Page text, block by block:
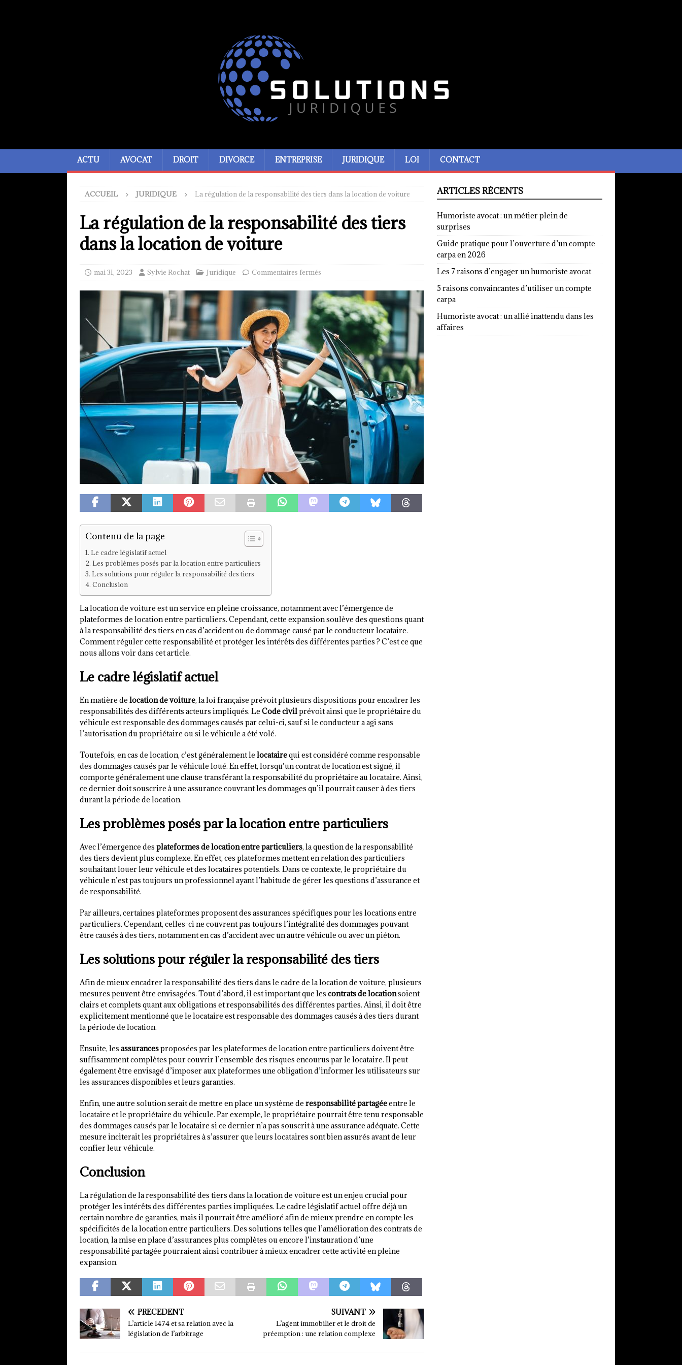
ACTU AVOCAT DROIT DIVORCE ENTREPRISE JURIDIQUE LOI CONTACT
ACCUEIL JURIDIQUE La régulation de la responsabilité des tiers dans la location de voiture
La régulation de la responsabilité des tiers
dans la location de voiture
mai 31, 2023 Sylvie Rochat Juridique Commentaires fermés
Contenu de la page
Le cadre législatif actuel
Les problèmes posés par la location entre particuliers
Les solutions pour réguler la responsabilité des tiers
Conclusion
La location de voiture est un service en pleine croissance, notamment avec l’émergence de
plateformes de location entre particuliers. Cependant, cette expansion soulève des questions quant
à la responsabilité des tiers en cas d’accident ou de dommage causé par le conducteur locataire.
Comment réguler cette responsabilité et protéger les intérêts des différentes parties ? C’est ce que
nous allons voir dans cet article.
Le cadre législatif actuel
En matière de location de voiture, la loi française prévoit plusieurs dispositions pour encadrer les
responsabilités des différents acteurs impliqués. Le Code civilprévoit ainsi que le propriétaire du
véhicule est responsable des dommages causés par celui-ci, sauf si le conducteur a agi sans
l’autorisation du propriétaire ou si le véhicule a été volé.
Toutefois, en cas de location, c’est généralement le locatairequi est considéré comme responsable
des dommages causés par le véhicule loué. En effet, lorsqu’un contrat de location est signé, il
comporte généralement une clause transférant la responsabilité du propriétaire au locataire. Ainsi,
ce dernier doit souscrire à une assurance couvrant les dommages qu’il pourrait causer à des tiers
durant la période de location.
Les problèmes posés par la location entre particuliers
Avec l’émergence des plateformes de location entre particuliers, la question de la responsabilité
des tiers devient plus complexe. En effet, ces plateformes mettent en relation des particuliers
souhaitant louer leur véhicule et des locataires potentiels. Dans ce contexte, le propriétaire du
véhicule n’est pas toujours un professionnel ayant l’habitude de gérer les questions d’assurance et
de responsabilité.
Par ailleurs, certaines plateformes proposent des assurances spécifiques pour les locations entre
particuliers. Cependant, celles-ci ne couvrent pas toujours l’intégralité des dommages pouvant
être causés à des tiers, notamment en cas d’accident avec un autre véhicule ou avec un piéton.
Les solutions pour réguler la responsabilité des tiers
Afin de mieux encadrer la responsabilité des tiers dans le cadre de la location de voiture, plusieurs
mesures peuvent être envisagées. Tout d’abord, il est important que les contrats de locationsoient
clairs et complets quant aux obligations et responsabilités des différentes parties. Ainsi, il doit être
explicitement mentionné que le locataire est responsable des dommages causés à des tiers durant
la période de location.
Ensuite, les assurancesproposées par les plateformes de location entre particuliers doivent être
suffisamment complètes pour couvrir l’ensemble des risques encourus par le locataire. Il peut
également être envisagé d’imposer aux plateformes une obligation d’informer les utilisateurs sur
les assurances disponibles et leurs garanties.
Enfin, une autre solution serait de mettre en place un système de responsabilité partagéeentre le
locataire et le propriétaire du véhicule. Par exemple, le propriétaire pourrait être tenu responsable
des dommages causés par le locataire si ce dernier n’a pas souscrit à une assurance adéquate. Cette
mesure inciterait les propriétaires à s’assurer que leurs locataires sont bien assurés avant de leur
confier leur véhicule.
Conclusion
La régulation de la responsabilité des tiers dans la location de voiture est un enjeu crucial pour
protéger les intérêts des différentes parties impliquées. Le cadre législatif actuel offre déjà un
certain nombre de garanties, mais il pourrait être amélioré afin de mieux prendre en compte les
spécificités de la location entre particuliers. Des solutions telles que l’amélioration des contrats de
location, la mise en place d’assurances plus complètes ou encore l’instauration d’une
responsabilité partagée pourraient ainsi contribuer à mieux encadrer cette activité en pleine
expansion.
PRÉCÉDENT
L’article 1474 et sa relation avec la
législation de l’arbitrage
SUIVANT
L’agent immobilier et le droit de
préemption : une relation complexe
ARTICLES RÉCENTS
Humoriste avocat : un métier plein de
surprises
Guide pratique pour l’ouverture d’un compte
carpa en 2026
Les 7 raisons d’engager un humoriste avocat
5 raisons convaincantes d’utiliser un compte
carpa
Humoriste avocat : un allié inattendu dans les
affaires